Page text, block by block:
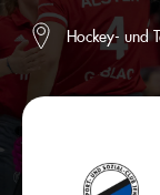
Hockey- und